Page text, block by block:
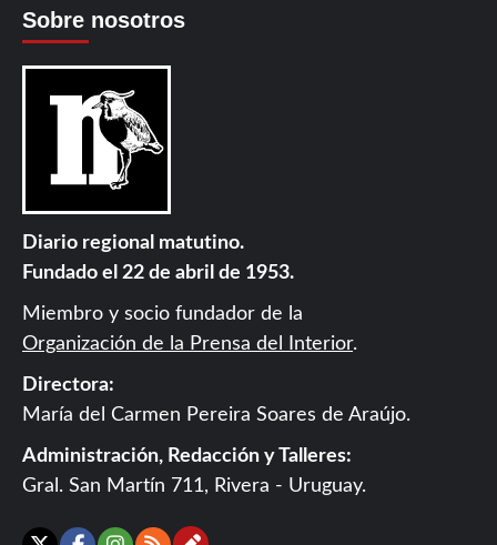
Sobre nosotros
Diario regional matutino.
Fundado el 22 de abril de 1953.
Miembro y socio fundador de la
Organización de la Prensa del Interior.
Directora:
María del Carmen Pereira Soares de Araújo.
Administración, Redacción y Talleres:
Gral. San Martín 711, Rivera - Uruguay.